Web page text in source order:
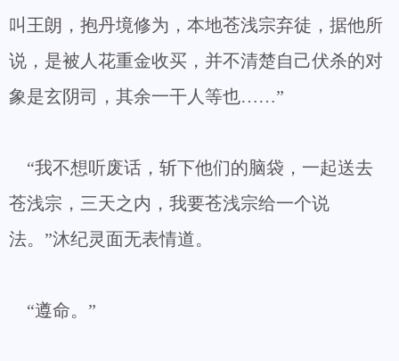
叫王朗，抱丹境修为，本地苍浅宗弃徒，据他所
说，是被人花重金收买，并不清楚自己伏杀的对
象是玄阴司，其余一干人等也……”
“我不想听废话，斩下他们的脑袋，一起送去
苍浅宗，三天之内，我要苍浅宗给一个说
法。”沐纪灵面无表情道。
“遵命。”